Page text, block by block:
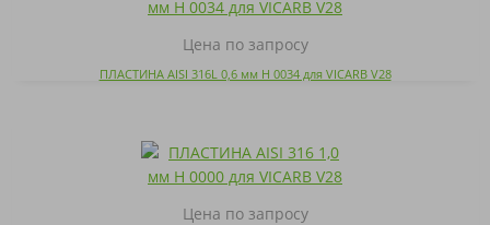
Цена по запросу
ПЛАСТИНА AISI 316L 0,6 мм H 0034 для VICARB V28
Цена по запросу